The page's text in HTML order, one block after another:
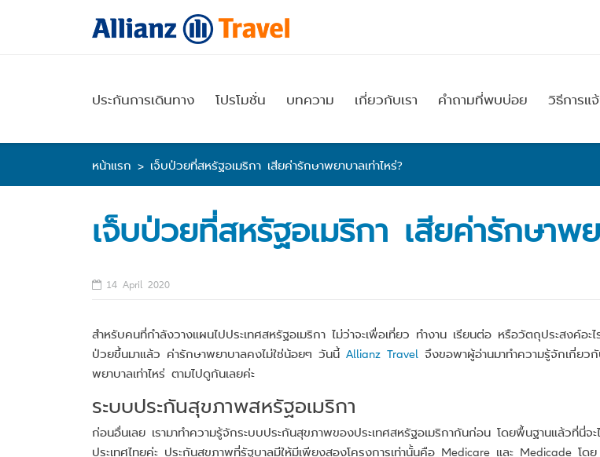
ประกันการเดินทาง โปรโมชั่น บทความ เกี่ยวกับเรา คำถามที่พบบ่อย วิธีการแ
หน้าแรก > เจ็บป่วยที่สหรัฐอเมริกา เสียค่ารักษาพยาบาลเท่าไหร่?
เจ็บป่วยที่สหรัฐอเมริกา เสียค่ารักษาพย
14 April 2020
สำหรับคนที่กำลังวางแผนไปประเทศสหรัฐอเมริกา ไม่ว่าจะเพื่อเที่ยว ทำงาน เรียนต่อ หรือวัตถุประสงค์อ
ป่วยขึ้นมาแล้ว ค่ารักษาพยาบาลคงไม่ใช่น้อยๆ วันนี้ Allianz Travel จึงขอพาผู้อ่านมาทำความรู้จักเกี่ยว
พยาบาลเท่าไหร่ ตามไปดูกันเลยค่ะ
ระบบประกันสุขภาพสหรัฐอเมริกา
ก่อนอื่นเลย เรามาทำความรู้จักระบบประกันสุขภาพของประเทศสหรัฐอเมริกากันก่อน โดยพื้นฐานแล้วที่นี่
ประเทศไทยค่ะ ประกันสุขภาพที่รัฐบาลมีให้มีเพียงสองโครงการเท่านั้นคือ Medicare และ Medicade